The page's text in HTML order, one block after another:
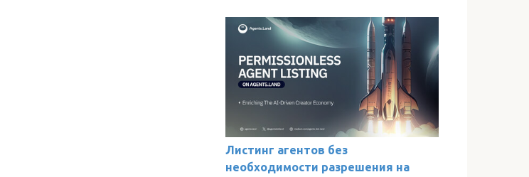
Листинг агентов без
необходимости разрешения на